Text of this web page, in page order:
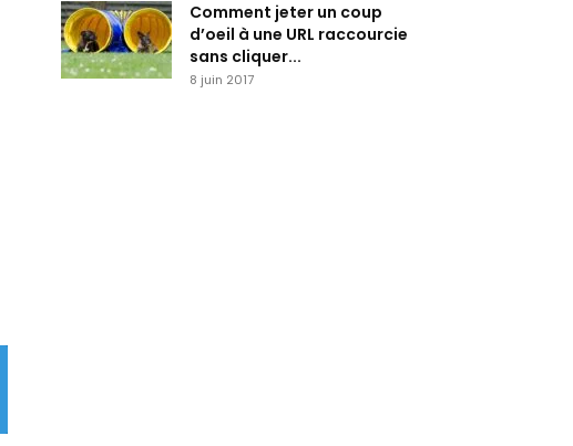
Comment jeter un coup
d’oeil à une URL raccourcie
sans cliquer...
8 juin 2017